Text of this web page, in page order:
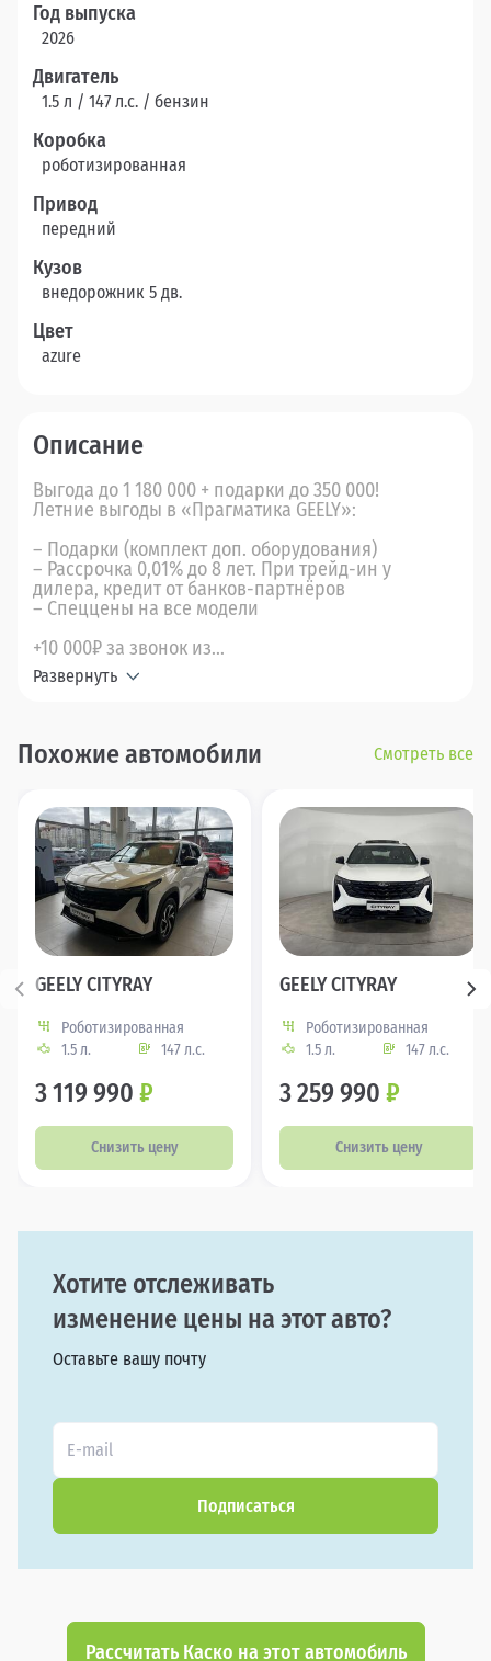
Год выпуска
2026
Двигатель
1.5 л / 147 л.c. / бензин
Коробка
роботизированная
Привод
передний
Кузов
внедорожник 5 дв.
Цвет
azure
Описание
Выгода до 1 180 000 + подарки до 350 000!
Летние выгоды в «Прагматика GEELY»:
– Подарки (комплект доп. оборудования)
– Рассрочка 0,01% до 8 лет. При трейд-ин у
дилера, кредит от банков-партнёров
– Спеццены на все модели
+10 000₽ за звонок из...
Развернуть
Похожие автомобили Смотреть все
GEELY CITYRAY
Роботизированная
1.5 л.
147 л.с.
3 119 990 ₽
Снизить цену
GEELY CITYRAY
Роботизированная
1.5 л.
147 л.с.
3 259 990 ₽
Снизить цену
Хотите отслеживать
изменение цены на этот авто?
Оставьте вашу почту
Подписаться
Рассчитать Каско на этот автомобиль